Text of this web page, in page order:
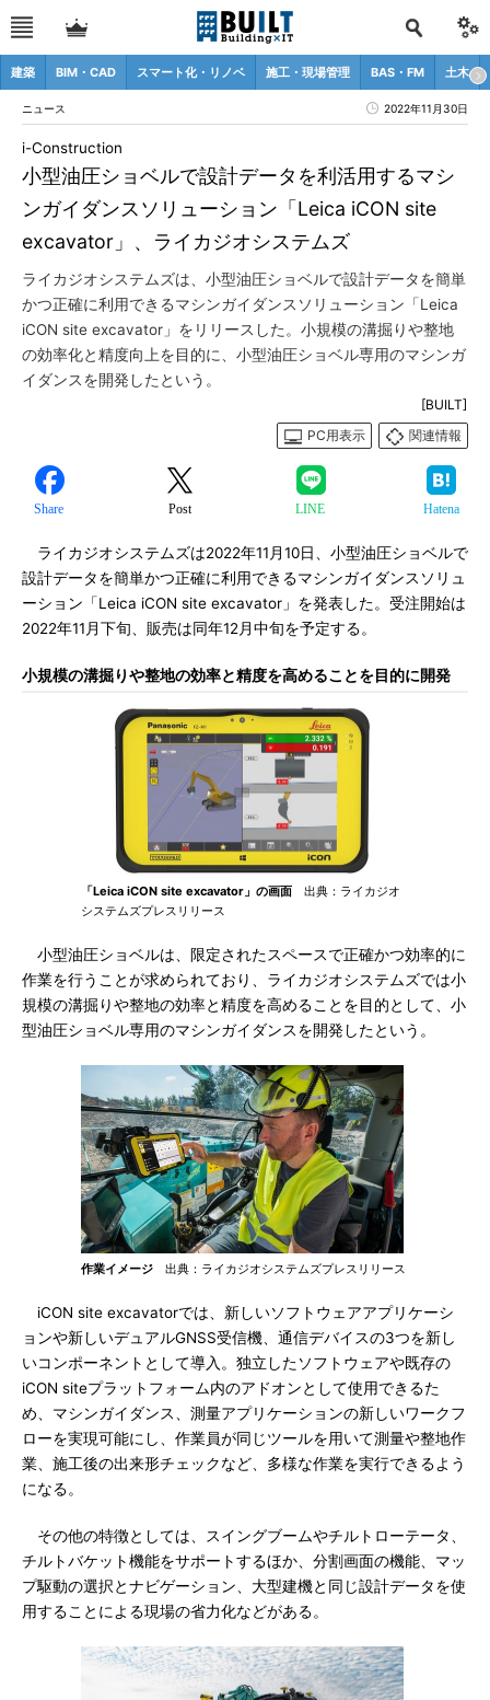
建築 BIM・CAD スマート化・リノベ 施工・現場管理 BAS・FM 土木
ニュース 2022年11月30日
小型油圧ショベルで設計データを利活用するマシ
ンガイダンスソリューション「Leica iCON site
excavator」、ライカジオシステムズ
i-Construction
ライカジオシステムズは、小型油圧ショベルで設計データを簡単
かつ正確に利用できるマシンガイダンスソリューション「Leica
iCON site excavator」をリリースした。小規模の溝掘りや整地
の効率化と精度向上を目的に、小型油圧ショベル専用のマシンガ
イダンスを開発したという。
[BUILT]
PC用表示
関連情報
Share Post LINE Hatena
ライカジオシステムズは2022年11月10日、小型油圧ショベルで
設計データを簡単かつ正確に利用できるマシンガイダンスソリュ
ーション「Leica iCON site excavator」を発表した。受注開始は
2022年11月下旬、販売は同年12月中旬を予定する。
小規模の溝掘りや整地の効率と精度を高めることを目的に開発
「Leica iCON site excavator」の画面 出典：ライカジオ
システムズプレスリリース
小型油圧ショベルは、限定されたスペースで正確かつ効率的に
作業を行うことが求められており、ライカジオシステムズでは小
規模の溝掘りや整地の効率と精度を高めることを目的として、小
型油圧ショベル専用のマシンガイダンスを開発したという。
作業イメージ 出典：ライカジオシステムズプレスリリース
iCON site excavatorでは、新しいソフトウェアアプリケーシ
ョンや新しいデュアルGNSS受信機、通信デバイスの3つを新し
いコンポーネントとして導入。独立したソフトウェアや既存の
iCON siteプラットフォーム内のアドオンとして使用できるた
め、マシンガイダンス、測量アプリケーションの新しいワークフ
ローを実現可能にし、作業員が同じツールを用いて測量や整地作
業、施工後の出来形チェックなど、多様な作業を実行できるよう
になる。
その他の特徴としては、スイングブームやチルトローテータ、
チルトバケット機能をサポートするほか、分割画面の機能、マッ
プ駆動の選択とナビゲーション、大型建機と同じ設計データを使
用することによる現場の省力化などがある。